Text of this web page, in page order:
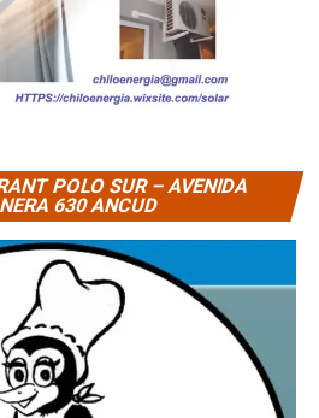
POLO SUR – AVENIDA
630 ANCUD